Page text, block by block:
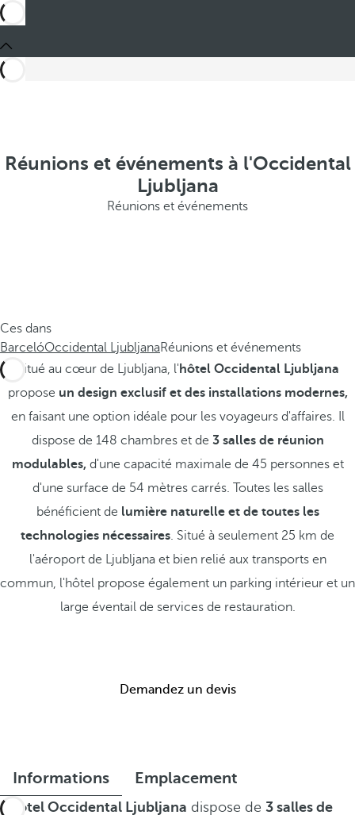
Réunions et événements à l'Occidental
Ljubljana
Réunions et événements
Ces dans
BarcelóOccidental LjubljanaRéunions et événements
Situé au cœur de Ljubljana, l' hôtel Occidental Ljubljana
propose un design exclusif et des installations modernes,
en faisant une option idéale pour les voyageurs d'affaires. Il
dispose de 148 chambres et de 3 salles de réunion
modulables,d'une capacité maximale de 45 personnes et
d'une surface de 54 mètres carrés. Toutes les salles
bénéficient de lumière naturelle et de toutes les
technologies nécessaires. Situé à seulement 25 km de
l'aéroport de Ljubljana et bien relié aux transports en
commun, l'hôtel propose également un parking intérieur et un
large éventail de services de restauration.
Demandez un devis
Informations Emplacement
L' hôtel Occidental Ljubljana dispose de 3 salles de